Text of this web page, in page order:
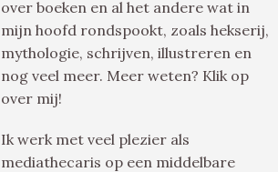
over boeken en al het andere wat in
mijn hoofd rondspookt, zoals hekserij,
mythologie, schrijven, illustreren en
nog veel meer. Meer weten? Klik op
over mij!
Ik werk met veel plezier als
mediathecaris op een middelbare